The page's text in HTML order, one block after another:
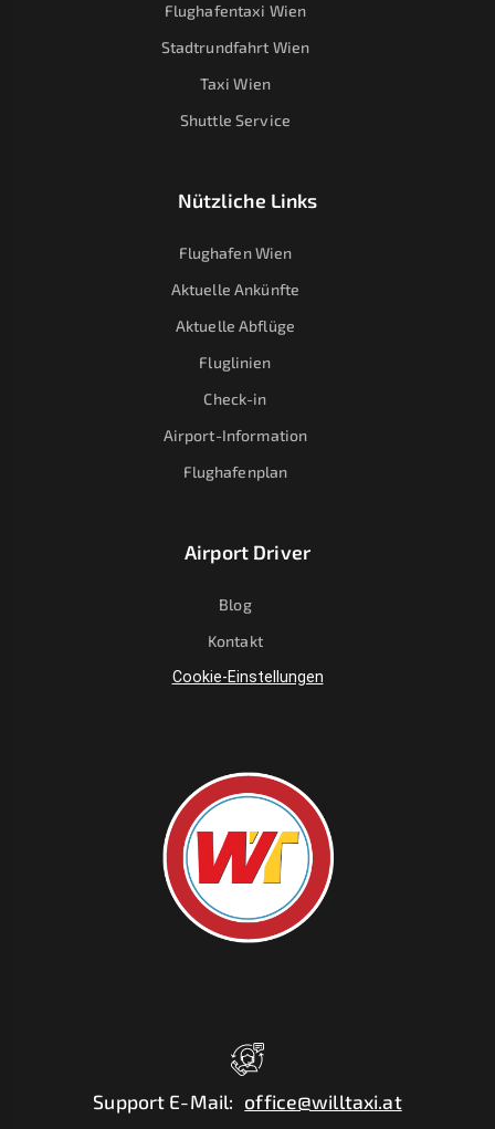
Flughafentaxi Wien
Stadtrundfahrt Wien
Taxi Wien
Shuttle Service
Nützliche Links
Flughafen Wien
Aktuelle Ankünfte
Aktuelle Abflüge
Fluglinien
Check-in
Airport-Information
Flughafenplan
Airport Driver
Blog
Kontakt
Cookie-Einstellungen
Support E-Mail: office@willtaxi.at